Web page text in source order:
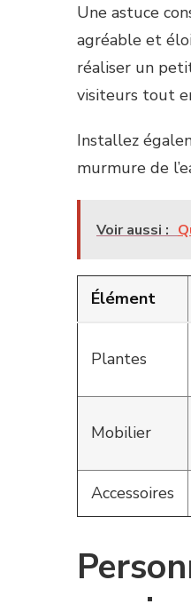
Une astuce
agréable et
réaliser un
visiteurs tout
Installez
murmure de
Voir aussi :
Élément
Plantes
Mobilier
Accessoires